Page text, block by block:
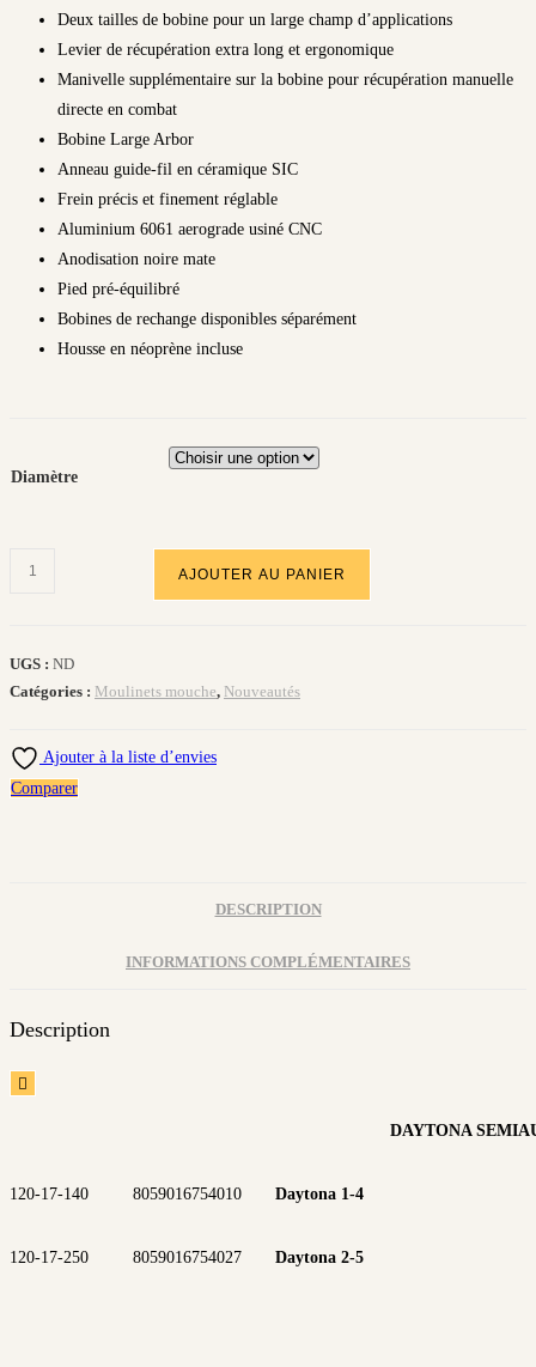
Deux tailles de bobine pour un large champ d’applications
Levier de récupération extra long et ergonomique
Manivelle supplémentaire sur la bobine pour récupération manuelle
directe en combat
Bobine Large Arbor
Anneau guide-fil en céramique SIC
Frein précis et finement réglable
Aluminium 6061 aerograde usiné CNC
Anodisation noire mate
Pied pré-équilibré
Bobines de rechange disponibles séparément
Housse en néoprène incluse
Diamètre
quantité
AJOUTER AU PANIER
UGS : ND
Catégories : Moulinets mouche, Nouveautés
Ajouter à la liste d’envies
Comparer
DESCRIPTION
INFORMATIONS COMPLÉMENTAIRES
Description

DAYTONA
120-17-140 8059016754010 Daytona 1-4
120-17-250 8059016754027 Daytona 2-5